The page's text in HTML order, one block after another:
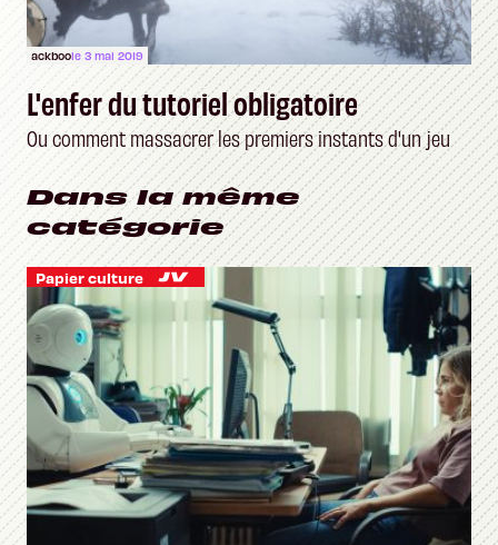
ackboole 3 mai 2019
L'enfer du tutoriel obligatoire
Ou comment massacrer les premiers instants d'un jeu
Dans la même
catégorie
Papier culture